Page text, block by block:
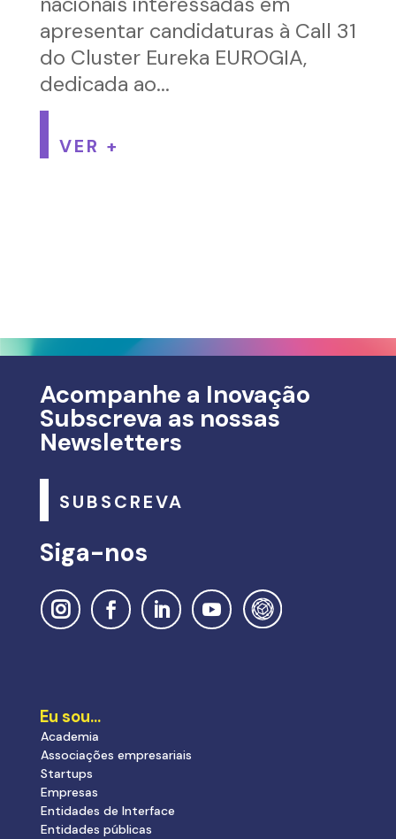
apresentar candidaturas à Call 31
do Cluster Eureka EUROGIA,
dedicada ao...
VER +
Acompanhe a Inovação
Subscreva as nossas
Newsletters
SUBSCREVA
Siga-nos
Eu sou…
Academia
Associações empresariais
Startups
Empresas
Entidades de Interface
Entidades públicas